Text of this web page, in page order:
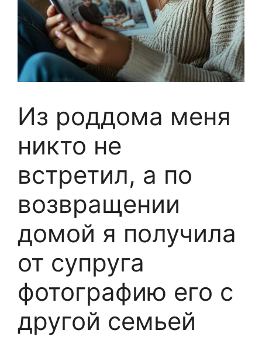
Из роддома меня
никто не
встретил, а по
возвращении
домой я получила
от супруга
фотографию его с
другой семьей